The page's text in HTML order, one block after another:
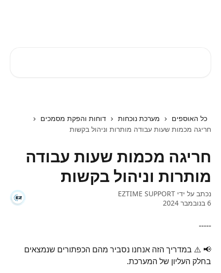
כל האוספים מערכת נוכחות
דוחות והפקת מסמכים
חריגה מכמות שעות עבודה מותרות וניהול בקשות
חריגה מכמות שעות עבודה
מותרות וניהול בקשות
נכתב על ידי EZTIME SUPPORT
6 בנובמבר 2024
-----
📢 ⚠️ במדריך הזה אנחנו נסביר מהם הכפתורים שנמצאים
בחלק העליון של המערכת.